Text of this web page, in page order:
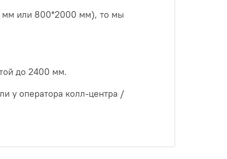
мм или 800*2000 мм), то мы
до 2400 мм.
у оператора колл-центра /